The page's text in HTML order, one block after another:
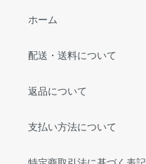
ホーム
配送・送料について
返品について
支払い方法について